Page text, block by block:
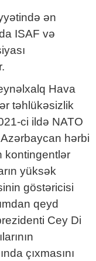
ən
ISAF və
Hava
təhlükəsizlik
ci ildə NATO
Azərbaycan hərbi
kontingentlər
yüksək
göstəricisi
qeyd
Cey Di
çıxmasını